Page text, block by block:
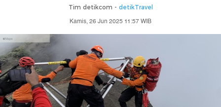
Tim detikcom - detikTravel
Kamis, 26 Jun 2025 11:57 WIB